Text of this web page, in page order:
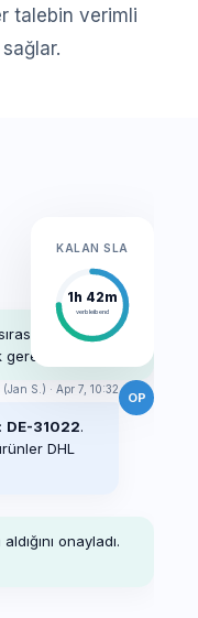
talebin verimli
birden
OP
(Jan S.) · Apr 7, 10:32
DE-31022.
DHL
onayladı.
KALAN SLA
1h 42m
verbleibend